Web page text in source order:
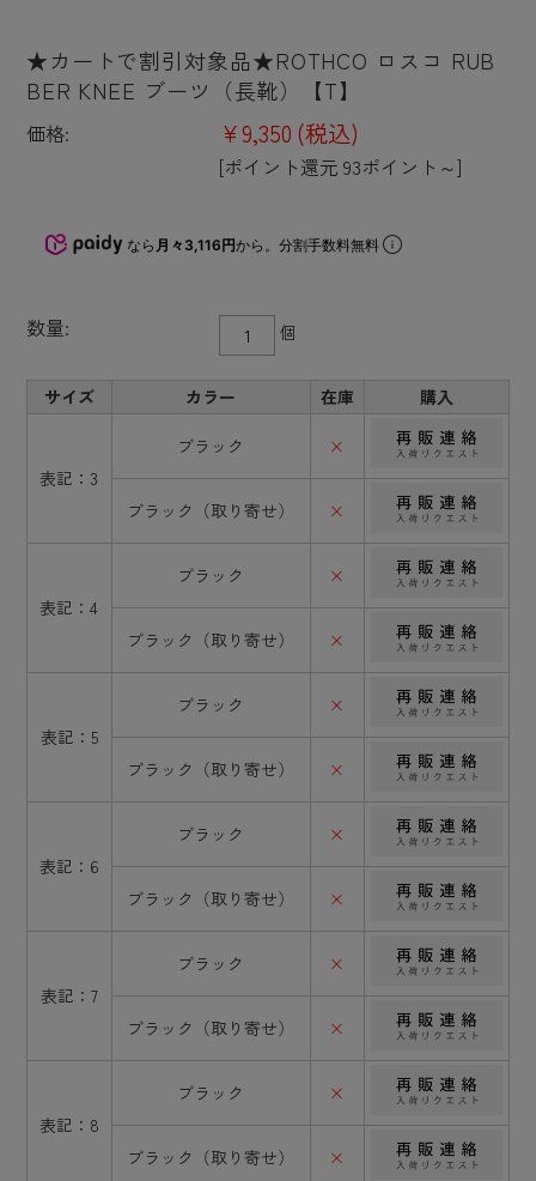
★カートで割引対象品★ROTHCO ロスコ RUB
BER KNEE ブーツ（長靴）【T】
価格: ¥9,350 (税込)
[ポイント還元 93ポイント～]
なら 月々3,116円から。分割手数料無料
数量: 個
サイズ カラー 在庫 購入
表記：3
ブラック ×
ブラック（取り寄せ） ×
表記：4
ブラック ×
ブラック（取り寄せ） ×
表記：5
ブラック ×
ブラック（取り寄せ） ×
表記：6
ブラック ×
ブラック（取り寄せ） ×
表記：7
ブラック ×
ブラック（取り寄せ） ×
表記：8
ブラック ×
ブラック（取り寄せ） ×